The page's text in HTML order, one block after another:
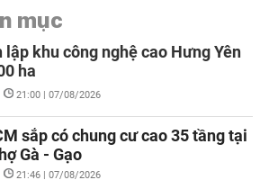
mục
lập khu công nghệ cao Hưng Yên
ha
21:00 | 07/08/2026
sắp có chung cư cao 35 tầng tại
Gà - Gạo
21:46 | 07/08/2026